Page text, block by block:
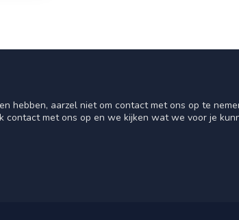
hebben, aarzel niet om contact met ons op te
contact met ons op en we kijken wat we voor je